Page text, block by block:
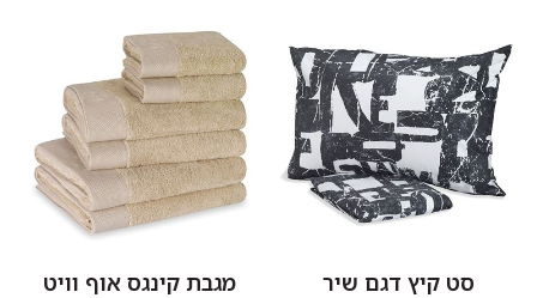
סט קיץ דגם שיר מגבת קינגס אוף וויט